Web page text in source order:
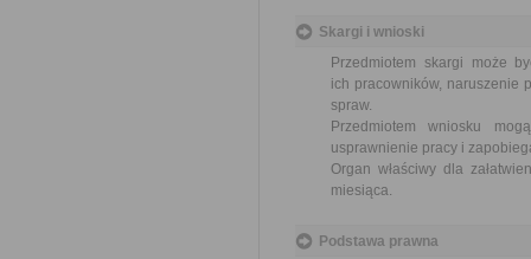
Skargi i wnioski
Przedmiotem skargi może
ich pracowników, naruszenie
spraw.
Przedmiotem wniosku
usprawnienie pracy i
Organ właściwy dla
miesiąca.
Podstawa prawna